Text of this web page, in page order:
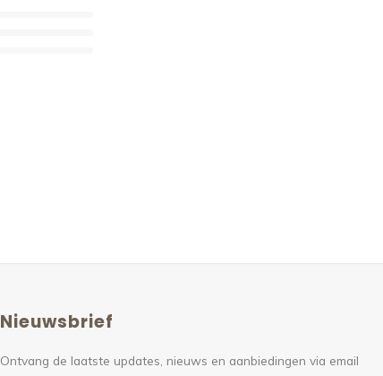
Nieuwsbrief
Ontvang de laatste updates, nieuws en aanbiedingen via email